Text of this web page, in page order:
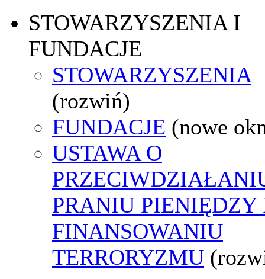
STOWARZYSZENIA I
FUNDACJE
STOWARZYSZENIA
(rozwiń)
FUNDACJE (nowe
USTAWA O
PRANIU PIENIĘDZY
FINANSOWANIU
TERRORYZMU